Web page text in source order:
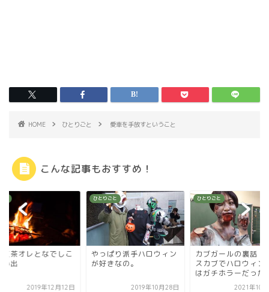
HOME ひとりごと 愛車を手放すということ
こんな記事もおすすめ！
紅茶オレとなでしこ
い出
2019年12月12日
ひとりごと
やっぱり派手ハロウィン
が好きなの。
2019年10月28日
ひとりごと
カブガールの裏話
スカブでハロウィン
はガチホラーだった
2021年10